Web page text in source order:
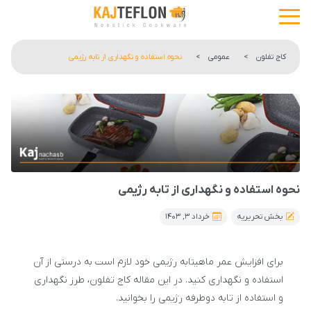
کاج تفلون > عمومی > نحوه استفاده و نگهداری از تابه رژیمی
نحوه استفاده و نگهداری از تابه رژیمی
بخش تحریریه خرداد ۳, ۱۴۰۳
برای افزایش عمر ماهیتابه رژیمی خود لازم است به درستی از آن
استفاده و نگهداری کنید. در این مقاله کاج تفلون، طرز نگهداری
و استفاده از تابه دوطرفه رژیمی را بخوانید.